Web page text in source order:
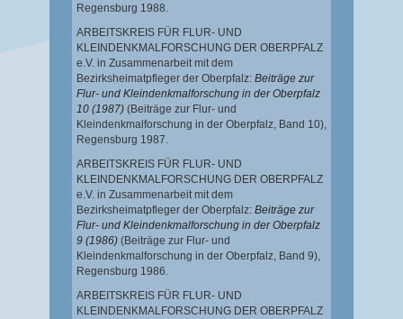
Regensburg 1988.
ARBEITSKREIS FÜR FLUR- UND
KLEINDENKMALFORSCHUNG DER OBERPFALZ
e.V. in Zusammenarbeit mit dem
Bezirksheimatpfleger der Oberpfalz: Beiträge zur
Flur- und Kleindenkmalforschung in der Oberpfalz
10 (1987) (Beiträge zur Flur- und
Kleindenkmalforschung in der Oberpfalz, Band 10),
Regensburg 1987.
ARBEITSKREIS FÜR FLUR- UND
KLEINDENKMALFORSCHUNG DER OBERPFALZ
e.V. in Zusammenarbeit mit dem
Bezirksheimatpfleger der Oberpfalz: Beiträge zur
Flur- und Kleindenkmalforschung in der Oberpfalz
9 (1986) (Beiträge zur Flur- und
Kleindenkmalforschung in der Oberpfalz, Band 9),
Regensburg 1986.
ARBEITSKREIS FÜR FLUR- UND
KLEINDENKMALFORSCHUNG DER OBERPFALZ